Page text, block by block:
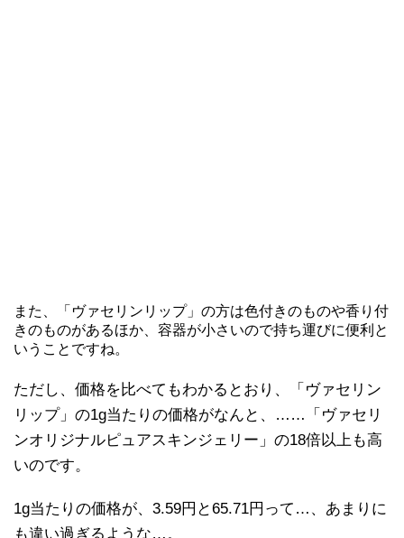
また、「ヴァセリンリップ」の方は色付きのものや香り付
きのものがあるほか、容器が小さいので持ち運びに便利と
いうことですね。
ただし、価格を比べてもわかるとおり、「ヴァセリン
リップ」の1g当たりの価格がなんと、……「ヴァセリ
ンオリジナルピュアスキンジェリー」の18倍以上も高
いのです。
1g当たりの価格が、3.59円と65.71円って…、あまりに
も違い過ぎるような…。